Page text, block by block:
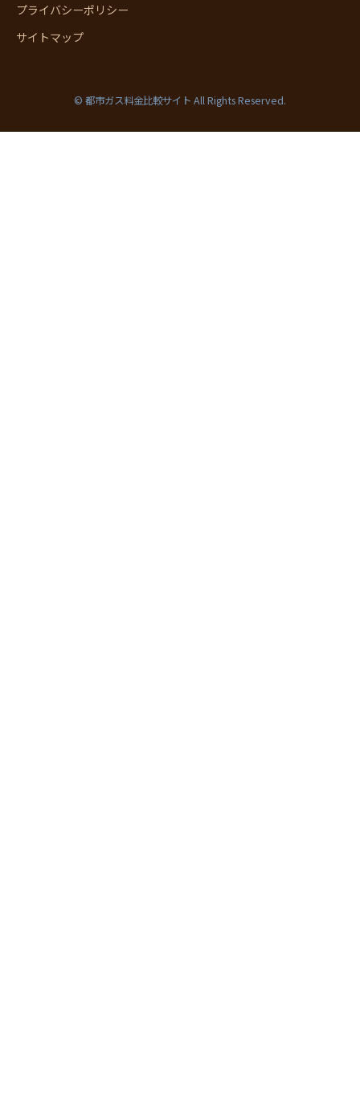
プライバシーポリシー
サイトマップ
© 都市ガス料金比較サイト All Rights Reserved.